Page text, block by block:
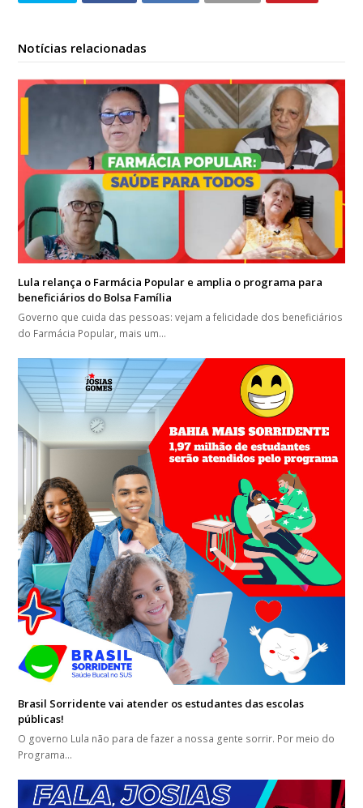
Notícias relacionadas
Lula relança o Farmácia Popular e amplia o programa para
beneficiários do Bolsa Família
Governo que cuida das pessoas: vejam a felicidade dos beneficiários
do Farmácia Popular, mais um…
Brasil Sorridente vai atender os estudantes das escolas
públicas!
O governo Lula não para de fazer a nossa gente sorrir. Por meio do
Programa…